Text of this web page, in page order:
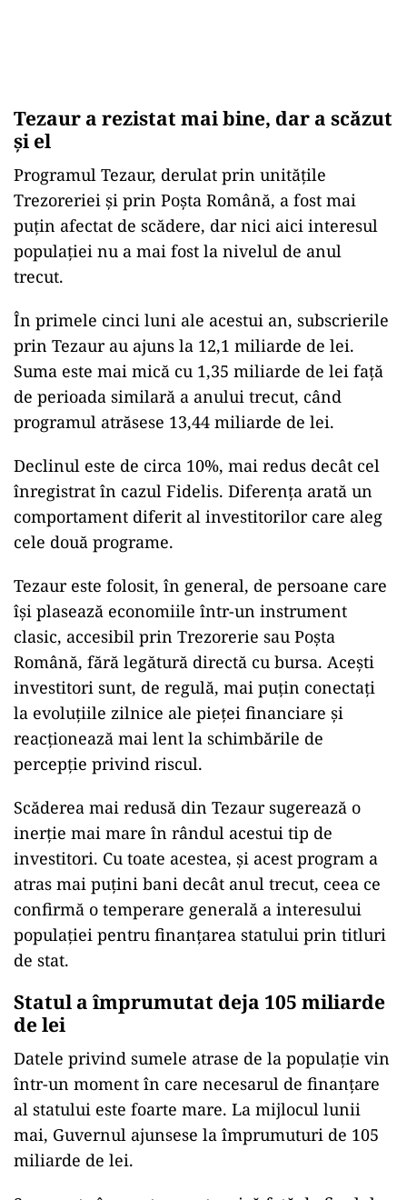
Tezaur a rezistat mai bine, dar a scăzut
și el
Programul Tezaur, derulat prin unitățile
Trezoreriei și prin Poșta Română, a fost mai
puțin afectat de scădere, dar nici aici interesul
populației nu a mai fost la nivelul de anul
trecut.
În primele cinci luni ale acestui an, subscrierile
prin Tezaur au ajuns la 12,1 miliarde de lei.
Suma este mai mică cu 1,35 miliarde de lei față
de perioada similară a anului trecut, când
programul atrăsese 13,44 miliarde de lei.
Declinul este de circa 10%, mai redus decât cel
înregistrat în cazul Fidelis. Diferența arată un
comportament diferit al investitorilor care aleg
cele două programe.
Tezaur este folosit, în general, de persoane care
își plasează economiile într-un instrument
clasic, accesibil prin Trezorerie sau Poșta
Română, fără legătură directă cu bursa. Acești
investitori sunt, de regulă, mai puțin conectați
la evoluțiile zilnice ale pieței financiare și
reacționează mai lent la schimbările de
percepție privind riscul.
Scăderea mai redusă din Tezaur sugerează o
inerție mai mare în rândul acestui tip de
investitori. Cu toate acestea, și acest program a
atras mai puțini bani decât anul trecut, ceea ce
confirmă o temperare generală a interesului
populației pentru finanțarea statului prin titluri
de stat.
Statul a împrumutat deja 105 miliarde
de lei
Datele privind sumele atrase de la populație vin
într-un moment în care necesarul de finanțare
al statului este foarte mare. La mijlocul lunii
mai, Guvernul ajunsese la împrumuturi de 105
miliarde de lei.